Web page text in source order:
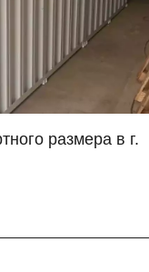
размера в г.